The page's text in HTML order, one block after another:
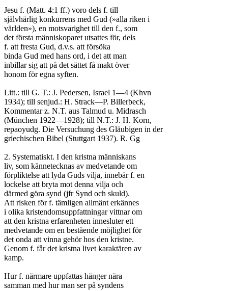
Jesu f. (Matt. 4:1 ff.) voro dels f. till
självhärlig konkurrens med Gud (»alla riken i
världen»), en motsvarighet till den f., som
det första människoparet utsattes för, dels
f. att fresta Gud, d.v.s. att försöka
binda Gud med hans ord, i det att man
inbillar sig att på det sättet få makt över
honom för egna syften.
Litt.: till G. T.: J. Pedersen, Israel 1—4 (Khvn
1934); till senjud.: H. Strack—P. Billerbeck,
Kommentar z. N.T. aus Talmud u. Midrasch
(München 1922—1928); till N.T.: J. H. Korn,
repaoyudg. Die Versuchung des Gläubigen in der
griechischen Bibel (Stuttgart 1937). R. Gg
2. Systematiskt. I den kristna människans
liv, som kännetecknas av medvetande om
förpliktelse att lyda Guds vilja, innebär f. en
lockelse att bryta mot denna vilja och
därmed göra synd (jfr Synd och skuld).
Att risken för f. tämligen allmänt erkännes
i olika kristendomsuppfattningar vittnar om
att den kristna erfarenheten innesluter ett
medvetande om en bestående möjlighet för
det onda att vinna gehör hos den kristne.
Genom f. får det kristna livet karaktären av
kamp.
Hur f. närmare uppfattas hänger nära
samman med hur man ser på syndens